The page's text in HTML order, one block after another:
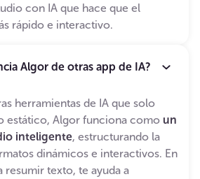
con IA que hace que el
rápido e interactivo.
Algor de otras app de IA?
herramientas de IA que solo
estático, Algor funciona como un
inteligente, estructurando la
dinámicos e interactivos. En
resumir texto, te ayuda a